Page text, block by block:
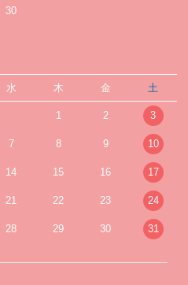
30
水 木 金 土
1 2 3
7 8 9 10
14 15 16 17
21 22 23 24
28 29 30 31